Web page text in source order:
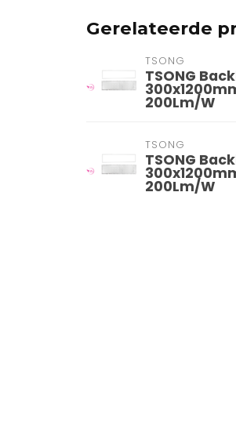
Gerelateerde
TSONG
TSONG
200Lm/W
TSONG
TSONG
200Lm/W